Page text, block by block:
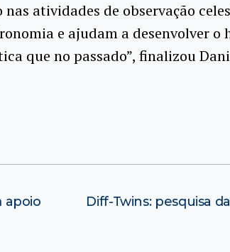
atividades de observação
e ajudam a desenvolver o
que no passado”, finalizou
apoio
Diff-Twins: pesquisa